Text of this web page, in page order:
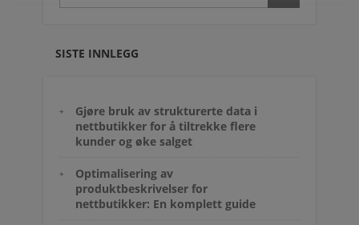
SISTE INNLEGG
Gjøre bruk av strukturerte data i
nettbutikker for å tiltrekke flere
kunder og øke salget
Optimalisering av
produktbeskrivelser for
nettbutikker: En komplett guide